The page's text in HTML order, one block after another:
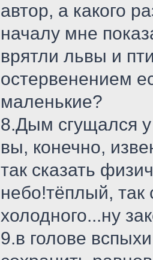
автор, а какого
началу мне
врятли львы и
остервенением
маленькие?
8.Дым сгущался
вы, конечно,
так сказать
небо!тёплый, так
холодного...ну
9.в голове